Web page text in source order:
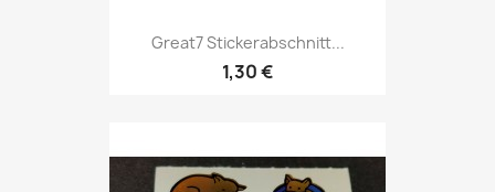
Great7 Stickerabschnitt...
1,30 €